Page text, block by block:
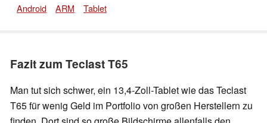
Android ARM Tablet
Fazit zum Teclast T65
Man tut sich schwer, ein 13,4-Zoll-Tablet wie das Teclast
T65 für wenig Geld im Portfolio von großen Herstellern zu